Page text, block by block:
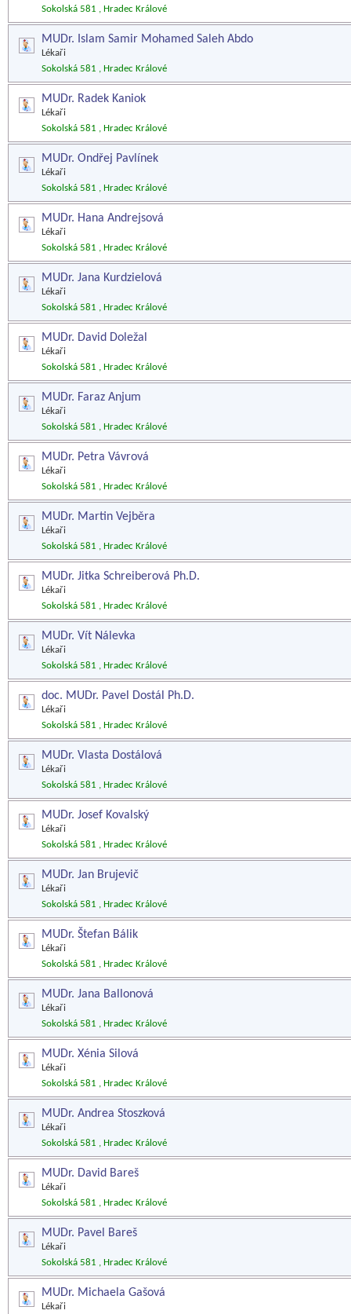
Sokolská 581 , Hradec Králové
MUDr. Islam Samir Mohamed Saleh Abdo
Lékaři
Sokolská 581 , Hradec Králové
MUDr. Radek Kaniok
Lékaři
Sokolská 581 , Hradec Králové
MUDr. Ondřej Pavlínek
Lékaři
Sokolská 581 , Hradec Králové
MUDr. Hana Andrejsová
Lékaři
Sokolská 581 , Hradec Králové
MUDr. Jana Kurdzielová
Lékaři
Sokolská 581 , Hradec Králové
MUDr. David Doležal
Lékaři
Sokolská 581 , Hradec Králové
MUDr. Faraz Anjum
Lékaři
Sokolská 581 , Hradec Králové
MUDr. Petra Vávrová
Lékaři
Sokolská 581 , Hradec Králové
MUDr. Martin Vejběra
Lékaři
Sokolská 581 , Hradec Králové
MUDr. Jitka Schreiberová Ph.D.
Lékaři
Sokolská 581 , Hradec Králové
MUDr. Vít Nálevka
Lékaři
Sokolská 581 , Hradec Králové
doc. MUDr. Pavel Dostál Ph.D.
Lékaři
Sokolská 581 , Hradec Králové
MUDr. Vlasta Dostálová
Lékaři
Sokolská 581 , Hradec Králové
MUDr. Josef Kovalský
Lékaři
Sokolská 581 , Hradec Králové
MUDr. Jan Brujevič
Lékaři
Sokolská 581 , Hradec Králové
MUDr. Štefan Bálik
Lékaři
Sokolská 581 , Hradec Králové
MUDr. Jana Ballonová
Lékaři
Sokolská 581 , Hradec Králové
MUDr. Xénia Silová
Lékaři
Sokolská 581 , Hradec Králové
MUDr. Andrea Stoszková
Lékaři
Sokolská 581 , Hradec Králové
MUDr. David Bareš
Lékaři
Sokolská 581 , Hradec Králové
MUDr. Pavel Bareš
Lékaři
Sokolská 581 , Hradec Králové
MUDr. Michaela Gašová
Lékaři